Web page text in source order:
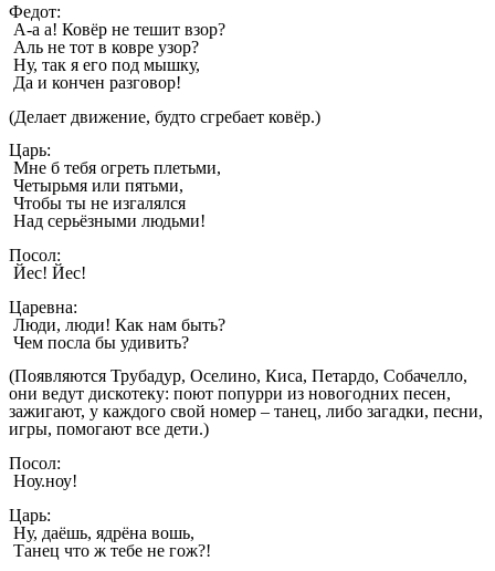
Федот:
А-а а! Ковёр не тешит взор?
Аль не тот в ковре узор?
Ну, так я его под мышку,
Да и кончен разговор!
(Делает движение, будто сгребает ковёр.)
Царь:
Мне б тебя огреть плетьми,
Четырьмя или пятьми,
Чтобы ты не изгалялся
Над серьёзными людьми!
Посол:
Йес! Йес!
Царевна:
Люди, люди! Как нам быть?
Чем посла бы удивить?
(Появляются Трубадур, Оселино, Киса, Петардо, Собачелло,
они ведут дискотеку: поют попурри из новогодних песен,
зажигают, у каждого свой номер – танец, либо загадки, песни,
игры, помогают все дети.)
Посол:
Ноу.ноу!
Царь:
Ну, даёшь, ядрёна вошь,
Танец что ж тебе не гож?!